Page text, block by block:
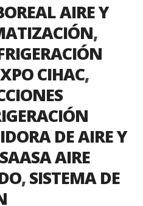
AIRE Y
,
CIHAC,
DE AIRE Y
SAASA AIRE
,SISTEMA DE